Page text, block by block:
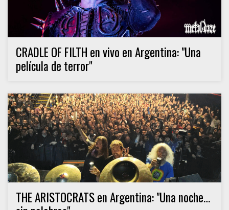
CRADLE OF FILTH en vivo en Argentina: "Una
película de terror"
THE ARISTOCRATS en Argentina: "Una noche…